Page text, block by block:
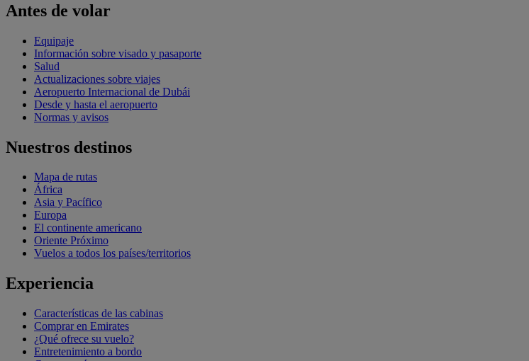
Antes de volar
Equipaje
Información sobre visado y pasaporte
Salud
Actualizaciones sobre viajes
Aeropuerto Internacional de Dubái
Desde y hasta el aeropuerto
Normas y avisos
Nuestros destinos
Mapa de rutas
África
Asia y Pacífico
Europa
El continente americano
Oriente Próximo
Vuelos a todos los países/territorios
Experiencia
Características de las cabinas
Comprar en Emirates
¿Qué ofrece su vuelo?
Entretenimiento a bordo